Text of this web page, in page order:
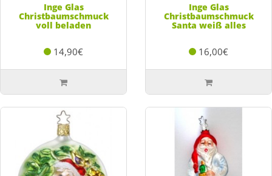
Inge Glas
Christbaumschmuck
voll beladen
14,90€
Inge Glas
Christbaumschmuck
Santa weiß alles
16,00€